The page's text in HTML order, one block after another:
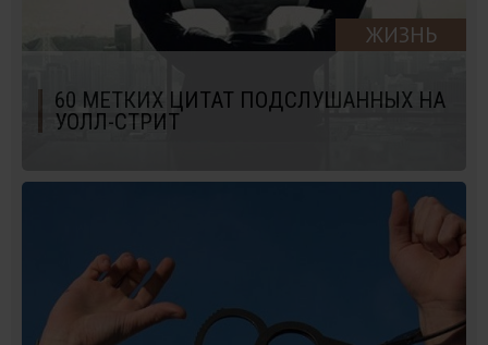
ЖИЗНЬ
60 МЕТКИХ ЦИТАТ ПОДСЛУШАННЫХ НА
УОЛЛ-СТРИТ